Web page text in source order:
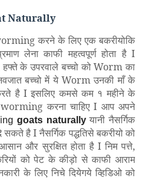
Naturally
करने के लिए एक बकरीयोकि
लेना काफी महत्वपूर्ण होता है I
के उपरवाले बच्चो को Worm का
बच्चो में ये Worm उनकी माँ के
है I इसलिए कमसे कम १ महीने के
करना चाहिए I आप अपने
goats naturallyयानी नैसर्गिक
है I नैसर्गिक पद्धतिसे बकरीयो को
और सुरक्षित होता है I निम पत्ते,
को पेट के कीड़ो से काफी आराम
के लिए निचे दियेगये व्हिडिओ को